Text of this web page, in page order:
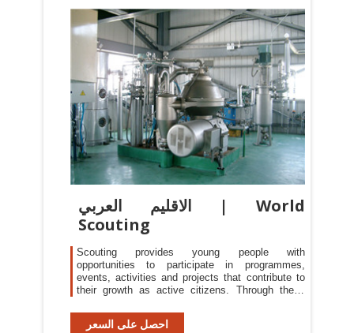
الاقليم العربي | World
Scouting
Scouting provides young people with
opportunities to participate in programmes,
events, activities and projects that contribute to
their growth as active citizens. Through these
positive change who inspire others to take action.
احصل على السعر